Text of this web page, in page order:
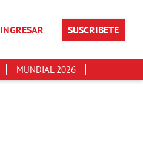
INGRESAR SUSCRIBETE
MUNDIAL 2026